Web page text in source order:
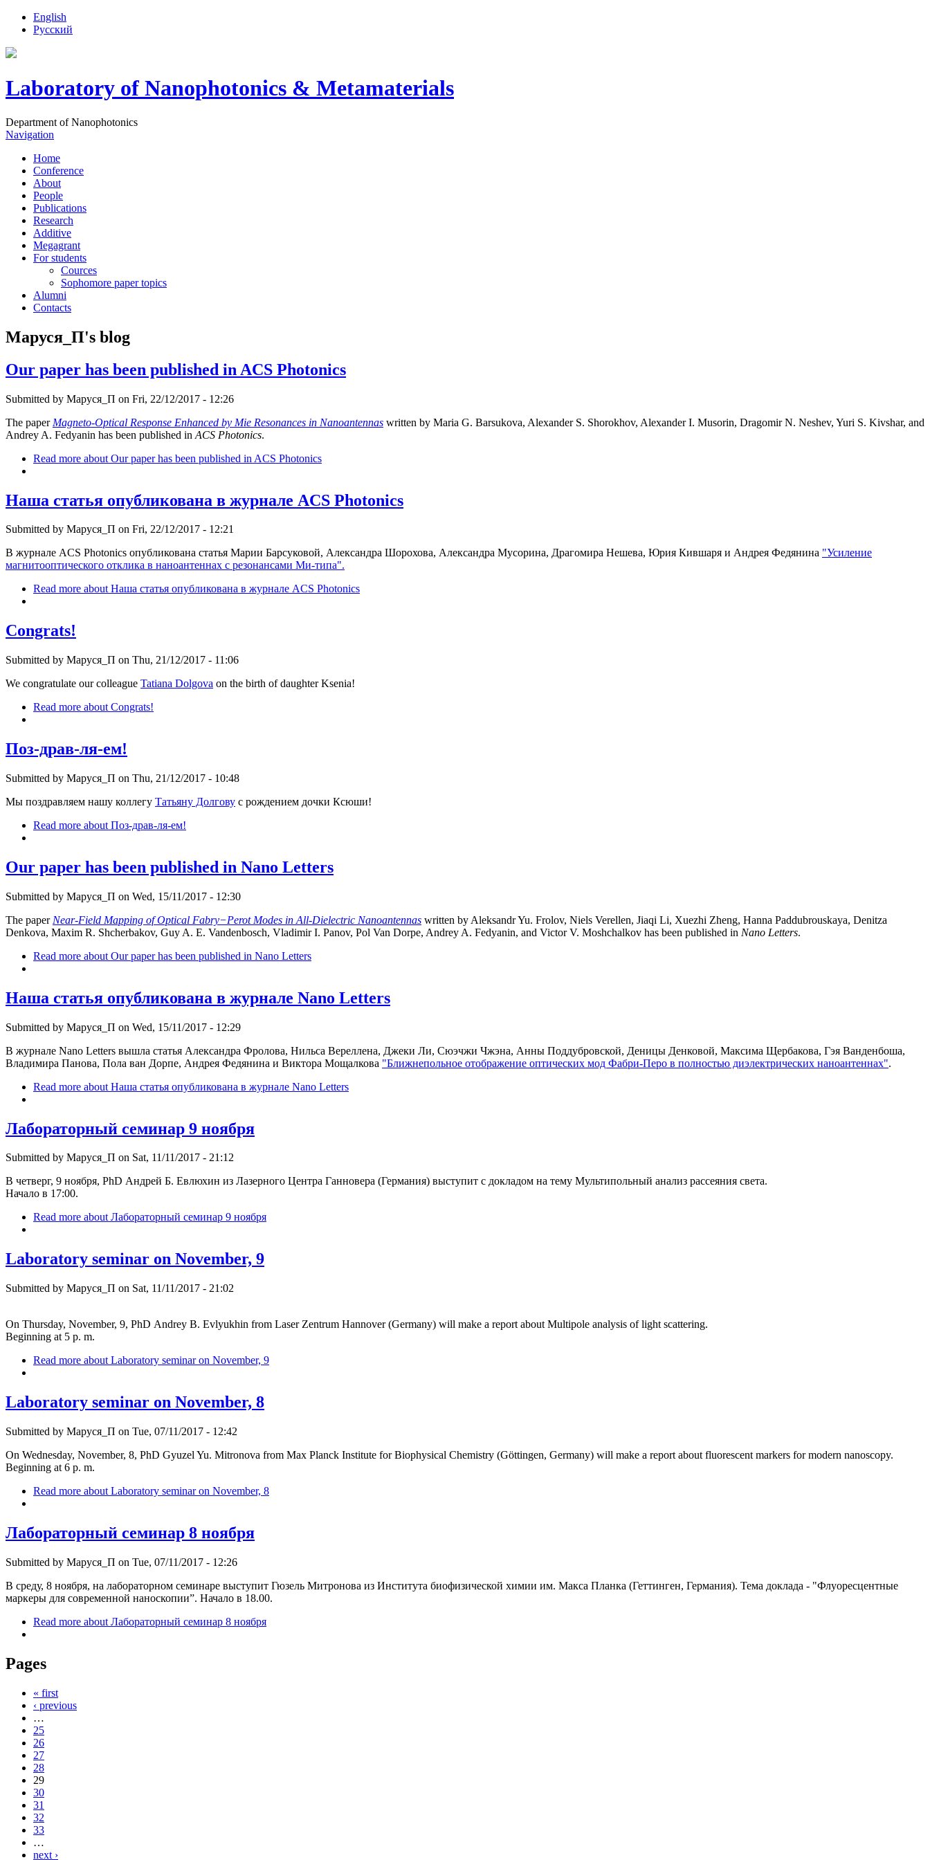
English
Русский
Laboratory of Nanophotonics & Metamaterials
Department of Nanophotonics
Navigation
Home
Conference
About
People
Publications
Research
Additive
Megagrant
For students
Cources
Sophomore paper topics
Alumni
Contacts
Маруся_П's blog
Our paper has been published in ACS Photonics
Submitted by Маруся_П on Fri, 22/12/2017 - 12:26
The paper Magneto-Optical Response Enhanced by Mie Resonances in Nanoantennas written by Maria G. Barsukova, Alexander S. Shorokhov, Alexander I. Musorin, Dragomir N. Neshev, Yuri S. Kivshar, and
Andrey A. Fedyanin has been published in ACS Photonics.
Read more about Our paper has been published in ACS Photonics
Наша статья опубликована в журнале ACS Photonics
Submitted by Маруся_П on Fri, 22/12/2017 - 12:21
В журнале ACS Photonics опубликована статья Марии Барсуковой, Александра Шорохова, Александра Мусорина, Драгомира Нешева, Юрия Кившаря и Андрея Федянина "Усиление
магнитооптического отклика в наноантеннах с резонансами Ми-типа".
Read more about Наша статья опубликована в журнале ACS Photonics
Congrats!
Submitted by Маруся_П on Thu, 21/12/2017 - 11:06
We congratulate our colleague Tatiana Dolgova on the birth of daughter Ksenia!
Read more about Congrats!
Поз-драв-ля-ем!
Submitted by Маруся_П on Thu, 21/12/2017 - 10:48
Мы поздравляем нашу коллегу Татьяну Долгову с рождением дочки Ксюши!
Read more about Поз-драв-ля-ем!
Our paper has been published in Nano Letters
Submitted by Маруся_П on Wed, 15/11/2017 - 12:30
The paper Near-Field Mapping of Optical Fabry−Perot Modes in All-Dielectric Nanoantennas written by Aleksandr Yu. Frolov, Niels Verellen, Jiaqi Li, Xuezhi Zheng, Hanna Paddubrouskaya, Denitza
Denkova, Maxim R. Shcherbakov, Guy A. E. Vandenbosch, Vladimir I. Panov, Pol Van Dorpe, Andrey A. Fedyanin, and Victor V. Moshchalkov has been published in Nano Letters.
Read more about Our paper has been published in Nano Letters
Наша статья опубликована в журнале Nano Letters
Submitted by Маруся_П on Wed, 15/11/2017 - 12:29
В журнале Nano Letters вышла статья Александра Фролова, Нильса Вереллена, Джеки Ли, Сюэчжи Чжэна, Анны Поддубровской, Деницы Денковой, Максима Щербакова, Гэя Ванденбоша,
Владимира Панова, Пола ван Дорпе, Андрея Федянина и Виктора Мощалкова "Ближнепольное отображение оптических мод Фабри-Перо в полностью диэлектрических наноантеннах".
Read more about Наша статья опубликована в журнале Nano Letters
Лабораторный семинар 9 ноября
Submitted by Маруся_П on Sat, 11/11/2017 - 21:12
В четверг, 9 ноября, PhD Андрей Б. Евлюхин из Лазерного Центра Ганновера (Германия) выступит с докладом на тему Мультипольный анализ рассеяния света.
Начало в 17:00.
Read more about Лабораторный семинар 9 ноября
Laboratory seminar on November, 9
Submitted by Маруся_П on Sat, 11/11/2017 - 21:02
On Thursday, November, 9, PhD Andrey B. Evlyukhin from Laser Zentrum Hannover (Germany) will make a report about Multipole analysis of light scattering.
Beginning at 5 p. m.
Read more about Laboratory seminar on November, 9
Laboratory seminar on November, 8
Submitted by Маруся_П on Tue, 07/11/2017 - 12:42
On Wednesday, November, 8, PhD Gyuzel Yu. Mitronova from Max Planck Institute for Biophysical Chemistry (Göttingen, Germany) will make a report about fluorescent markers for modern nanoscopy.
Beginning at 6 p. m.
Read more about Laboratory seminar on November, 8
Лабораторный семинар 8 ноября
Submitted by Маруся_П on Tue, 07/11/2017 - 12:26
В среду, 8 ноября, на лабораторном семинаре выступит Гюзель Митронова из Института биофизической химии им. Макса Планка (Геттинген, Германия). Тема доклада - "Флуоресцентные
маркеры для современной наноскопии”. Начало в 18.00.
Read more about Лабораторный семинар 8 ноября
Pages
« first
‹ previous
…
25
26
27
28
29
30
31
32
33
…
next ›